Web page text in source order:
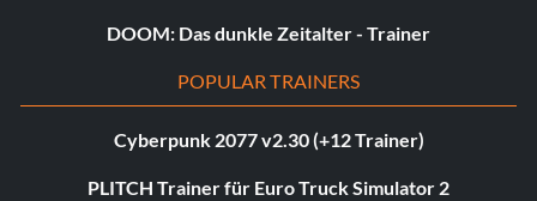
DOOM: Das dunkle Zeitalter - Trainer
POPULAR TRAINERS
Cyberpunk 2077 v2.30 (+12 Trainer)
PLITCH Trainer für Euro Truck Simulator 2